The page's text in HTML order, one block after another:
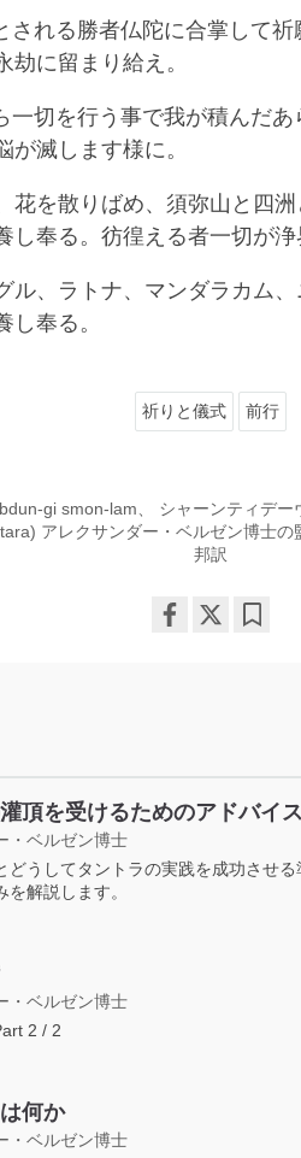
れる勝者仏陀に合掌して
劫に留まり給え。
切を行う事で我が積んだ
滅します様に。
花を散りばめ、須弥山と四
し奉る。彷徨える者一切が浄
ル、ラトナ、マンダラカム
し奉る。
祈りと儀式 前行
gi smon-lam、 シャーンティデー
アレクサンダー・ベルゼン博士
邦訳
頂を受けるためのアドバイス
・ベルゼン博士
どうしてタントラの実践を成功させ
解説します。
・ベルゼン博士
2 / 2
何か
・ベルゼン博士